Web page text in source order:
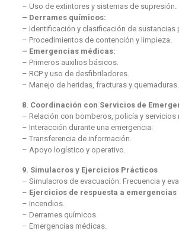
– Uso de extintores y sistemas de supresión.
– Derrames químicos:
– Identificación y clasificación de sustancias
– Procedimientos de contención y limpieza.
– Emergencias médicas:
– Primeros auxilios básicos.
– RCP y uso de desfibriladores.
– Manejo de heridas, fracturas y quemaduras.
8. Coordinación con Servicios de
– Relación con bomberos, policía y servicios
– Interacción durante una emergencia:
– Transferencia de información.
– Apoyo logístico y operativo.
9. Simulacros y Ejercicios Prácticos
– Simulacros de evacuación: Frecuencia y
– Ejercicios de respuesta a
– Incendios.
– Derrames químicos.
– Emergencias médicas.